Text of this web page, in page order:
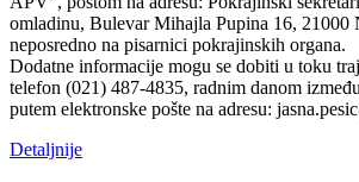
omladinu, Bulevar Mihajla Pupina 16, 21000
neposredno na pisarnici pokrajinskih organa.
Dodatne informacije mogu se dobiti u toku
telefon (021) 487-4835, radnim danom
putem elektronske pošte na adresu:
Detaljnije